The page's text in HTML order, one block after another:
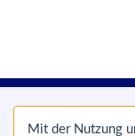
Mit der Nutzung